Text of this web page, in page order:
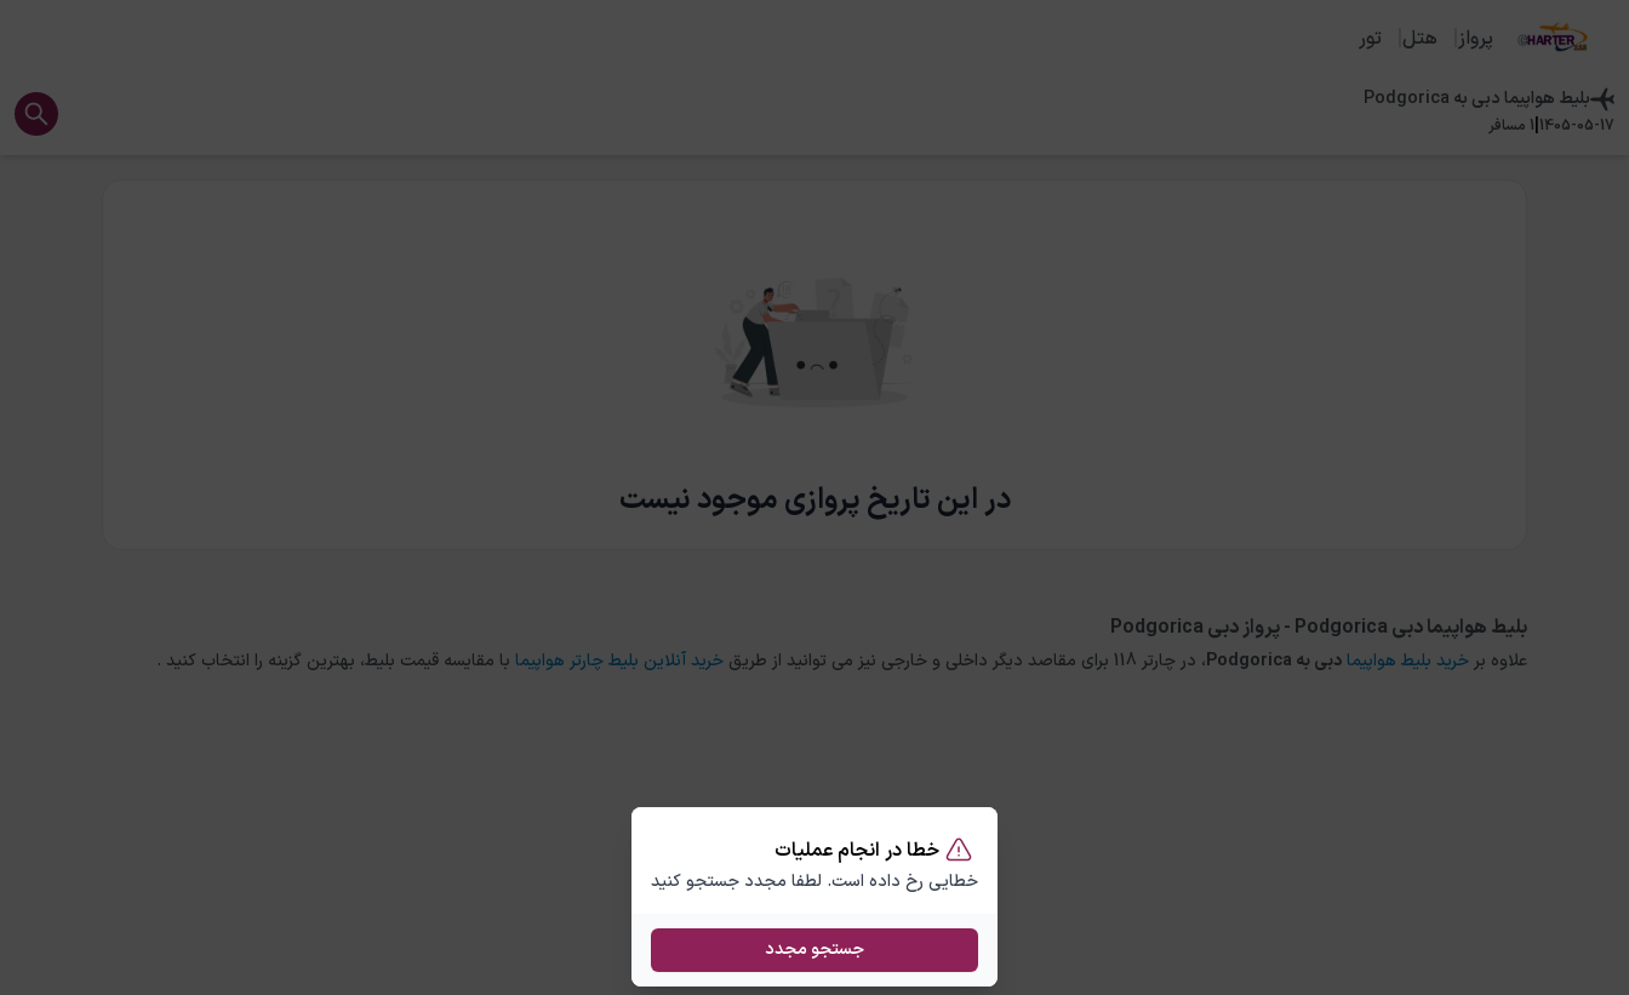
خطا در انجام عملیات
خطایی رخ داده است. لطفا مجدد جستجو کنید
جستجو مجدد
پرواز هتل تور
بلیط هواپیمادبی به Podgorica
1405-05-17
|
1 مسافر
در این تاریخ پروازی موجود نیست
بلیط هواپیما دبی Podgorica - پرواز دبی Podgorica
علاوه بر خرید بلیط هواپیما دبیبه Podgorica، در چارتر 118 برای مقاصد دیگر داخلی و خارجی نیز می توانید از طریق خرید آنلاین بلیط چارتر هواپیما با مقایسه قیمت بلیط، بهترین گزینه را انتخاب کنید .